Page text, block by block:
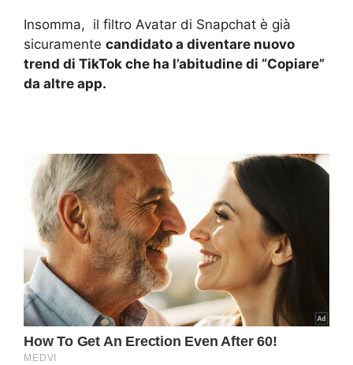
Insomma, il filtro Avatar di Snapchat è già
sicuramente candidato a diventare nuovo
trend di TikTok che ha l’abitudine di “Copiare”
da altre app.